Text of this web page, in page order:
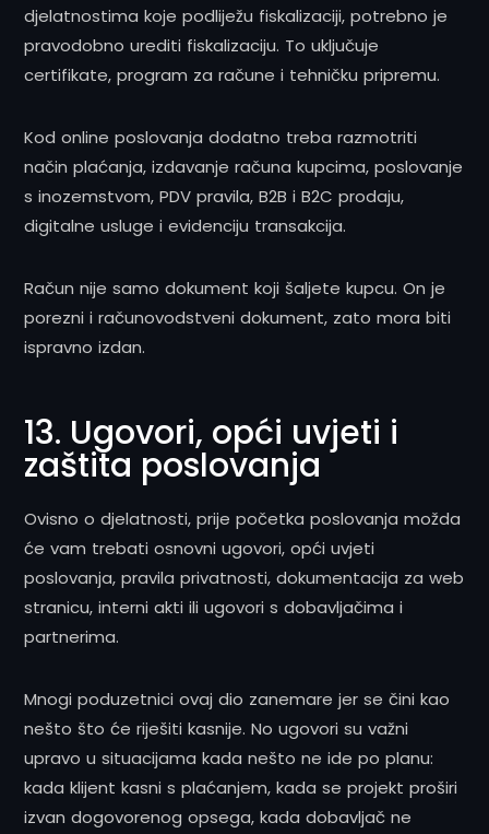
djelatnostima koje podliježu fiskalizaciji, potrebno je
pravodobno urediti fiskalizaciju. To uključuje
certifikate, program za račune i tehničku pripremu.
Kod online poslovanja dodatno treba razmotriti
način plaćanja, izdavanje računa kupcima, poslovanje
s inozemstvom, PDV pravila, B2B i B2C prodaju,
digitalne usluge i evidenciju transakcija.
Račun nije samo dokument koji šaljete kupcu. On je
porezni i računovodstveni dokument, zato mora biti
ispravno izdan.
13. Ugovori, opći uvjeti i
zaštita poslovanja
Ovisno o djelatnosti, prije početka poslovanja možda
će vam trebati osnovni ugovori, opći uvjeti
poslovanja, pravila privatnosti, dokumentacija za web
stranicu, interni akti ili ugovori s dobavljačima i
partnerima.
Mnogi poduzetnici ovaj dio zanemare jer se čini kao
nešto što će riješiti kasnije. No ugovori su važni
upravo u situacijama kada nešto ne ide po planu:
kada klijent kasni s plaćanjem, kada se projekt proširi
izvan dogovorenog opsega, kada dobavljač ne